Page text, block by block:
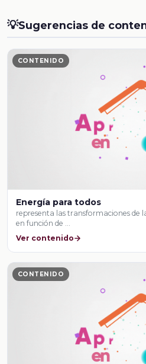
💡Sugerencias de
CONTENIDO
Energía para todos
representa las transformaciones de
en función de …
Ver contenido
CONTENIDO